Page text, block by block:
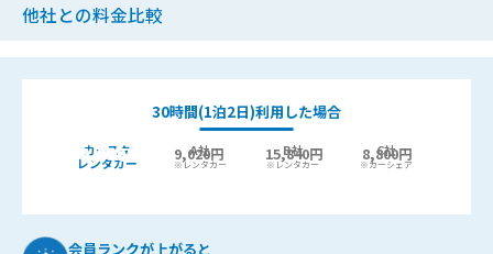
他社との料金比較
30時間(1泊2日)利用した場合
最大9,440円お得!
6,400円 9,020円 15,840円 8,800円
カースタ
レンタカー
A社
※レンタカー
B社
※レンタカー
C社
※カーシェア
会員ランクが上がると